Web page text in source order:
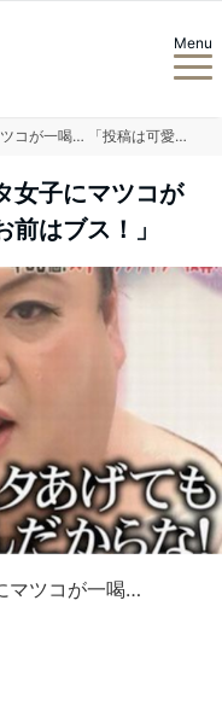
Menu
食べ物を粗末にするインスタ女子にマツコが一喝… 「投稿は可愛くてもお前はブス！」
女子にマツコが
はブス！」
マツコが一喝…